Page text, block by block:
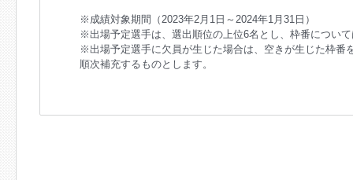
※成績対象期間（2023年2月1日～2024年1月31日）
※出場予定選手は、選出順位の上位6名とし、枠番につい
※出場予定選手に欠員が生じた場合は、空きが生じた枠番
順次補充するものとします。